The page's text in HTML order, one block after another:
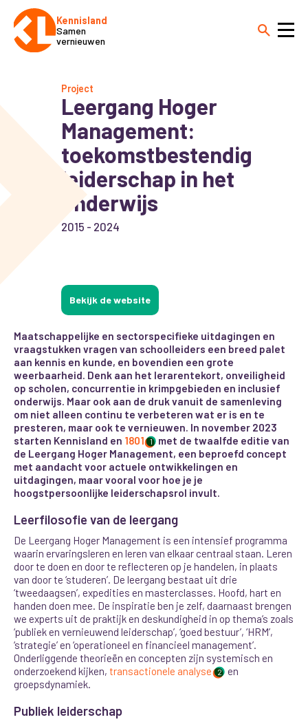
Kennisland
Samen
vernieuwen
Project
Leergang Hoger
Management:
toekomstbestendig
leiderschap in het
onderwijs
2015 - 2024
Bekijk de website
Maatschappelijke en sectorspecifieke uitdagingen en
vraagstukken vragen van schoolleiders een breed palet
aan kennis en kunde, en bovendien een grote
weerbaarheid. Denk aan het lerarentekort, onveiligheid
op scholen, concurrentie in krimpgebieden en inclusief
onderwijs. Maar ook aan de druk vanuit de samenleving
om niet alleen continu te verbeteren wat er is en te
presteren, maar ook te vernieuwen. In november 2023
starten Kennisland en 1801 1 met de twaalfde editie van
de Leergang Hoger Management, een beproefd concept
met aandacht voor actuele ontwikkelingen en
uitdagingen, maar vooral voor hoe je je
hoogstpersoonlijke leiderschapsrol invult.
Leerfilosofie van de leergang
De Leergang Hoger Management is een intensief programma
waarin ervaringsleren en leren van elkaar centraal staan. Leren
door te doen en door te reflecteren op je handelen, in plaats
van door te ‘studeren’. De leergang bestaat uit drie
‘tweedaagsen’, expedities en masterclasses. Hoofd, hart en
handen doen mee. De inspiratie ben je zelf, daarnaast brengen
we experts uit de praktijk en deskundigheid in op thema’s zoals
‘publiek en vernieuwend leiderschap’, ‘goed bestuur’, ‘HRM’,
‘strategie’ en ‘operationeel en financieel management’.
Onderliggende theorieën en concepten zijn systemisch en
onderzoekend kijken,transactionele analyse 2 en
groepsdynamiek.
Publiek leiderschap